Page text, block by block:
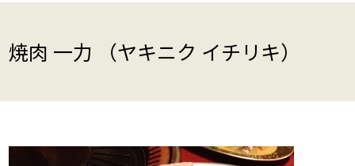
焼肉 一力 （ヤキニク イチリキ）